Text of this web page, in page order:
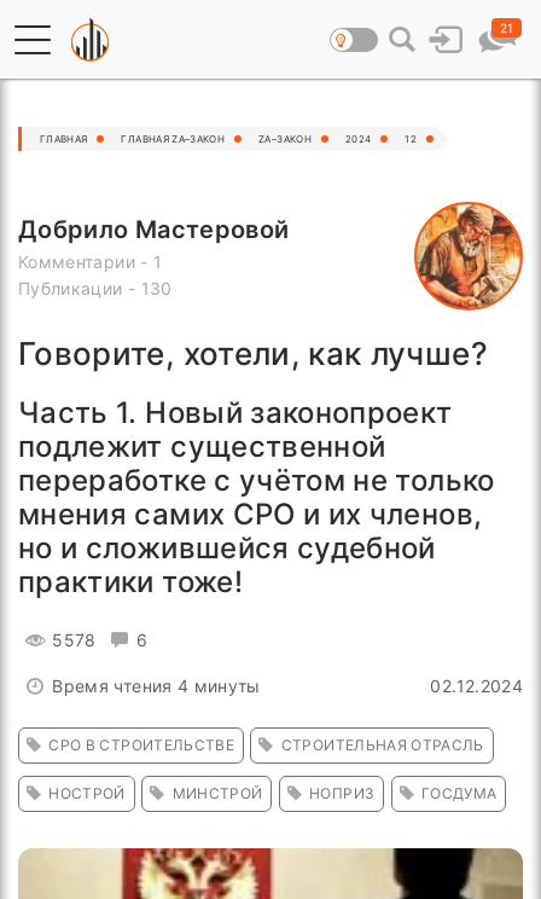
21
ГЛАВНАЯ ГЛАВНАЯ ZA–ЗАКОН ZA–ЗАКОН 2024 12
Добрило Мастеровой
Комментарии - 1
Публикации - 130
Говорите, хотели, как лучше?
Часть 1. Новый законопроект
подлежит существенной
переработке с учётом не только
мнения самих СРО и их членов,
но и сложившейся судебной
практики тоже!
5578 6
Время чтения 4 минуты 02.12.2024
СРО В СТРОИТЕЛЬСТВЕ СТРОИТЕЛЬНАЯ ОТРАСЛЬ
НОСТРОЙ МИНСТРОЙ НОПРИЗ ГОСДУМА